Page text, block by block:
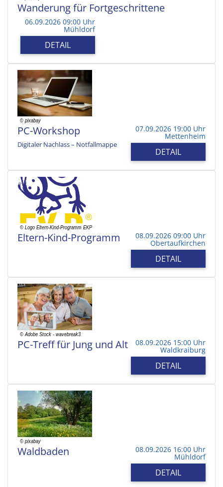
Wanderung für Fortgeschrittene
06.09.2026 09:00 Uhr
Mühldorf
DETAIL
PC-Workshop
Digitaler Nachlass – Notfallmappe
07.09.2026 19:00 Uhr
Mettenheim
DETAIL
Eltern-Kind-Programm 08.09.2026 09:00 Uhr
Obertaufkirchen
DETAIL
PC-Treff für Jung und Alt 08.09.2026 15:00 Uhr
Waldkraiburg
DETAIL
Waldbaden 08.09.2026 16:00 Uhr
Mühldorf
DETAIL